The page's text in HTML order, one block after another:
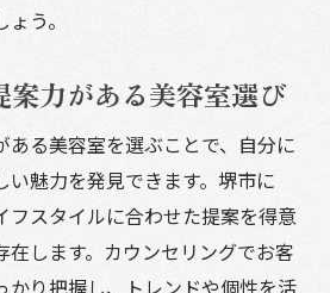
う。
案力がある美容室選び
ある美容室を選ぶことで、自分に
魅力を発見できます。堺市に
フスタイルに合わせた提案を得意
在します。カウンセリングでお客
かり把握し、トレンドや個性を活